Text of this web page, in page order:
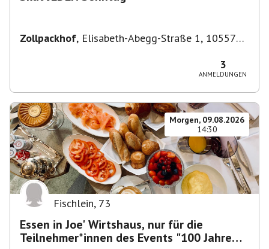
Zollpackhof, Elisabeth-Abegg-Straße 1, 10557
3
ANMELDUNGEN
Morgen, 09.08.2026
14:30
Fischlein, 73
Essen in Joe' Wirtshaus, nur für die
Teilnehmer*innen des Events "100 Jahre